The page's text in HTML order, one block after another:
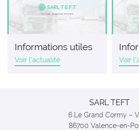
Informations utiles
Voir l'actualité Voir
SARL TEFT
6 Le Grand Cormy –
86700 Valence-en-